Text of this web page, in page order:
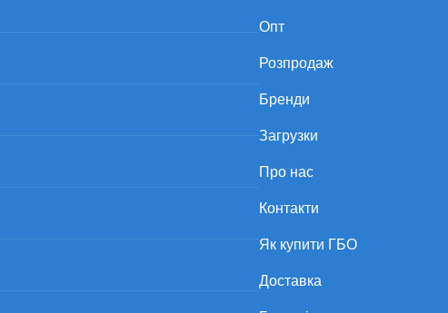
Опт
Розпродаж
Бренди
Загрузки
Про нас
Контакти
Як купити ГБО
Доставка